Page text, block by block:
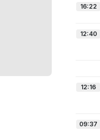
16:22
12:40
12:16
09:37